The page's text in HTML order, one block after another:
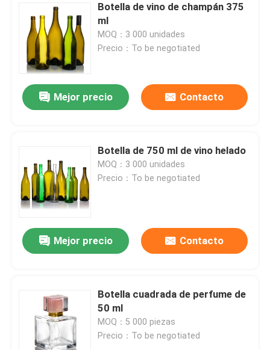
Sobre nosotros
Visita a la fábrica
Control de Calidad
Solicitar una cotización
Botellas de vidrio
Tazas de vidrio
Capa de botella del frasco
Botella de vino de champán 375
ml
MOQ：3 000 unidades
Precio：To be negotiated
Mejor precio Contacto
Botella de 750 ml de vino helado
MOQ：3 000 unidades
Precio：To be negotiated
Mejor precio Contacto
Botella cuadrada de perfume de
50 ml
MOQ：5 000 piezas
Precio：To be negotiated